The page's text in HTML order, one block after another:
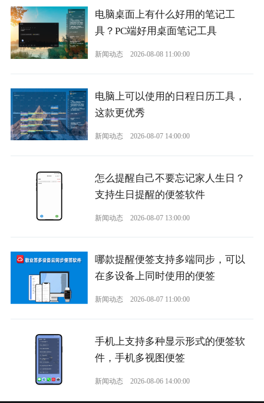
电脑桌面上有什么好用的笔记工
具？PC端好用桌面笔记工具
新闻动态 2026-08-08 11:00:00
电脑上可以使用的日程日历工具，
这款更优秀
新闻动态 2026-08-07 14:00:00
怎么提醒自己不要忘记家人生日？
支持生日提醒的便签软件
新闻动态 2026-08-07 13:00:00
哪款提醒便签支持多端同步，可以
在多设备上同时使用的便签
新闻动态 2026-08-07 11:00:00
手机上支持多种显示形式的便签软
件，手机多视图便签
新闻动态 2026-08-06 14:00:00